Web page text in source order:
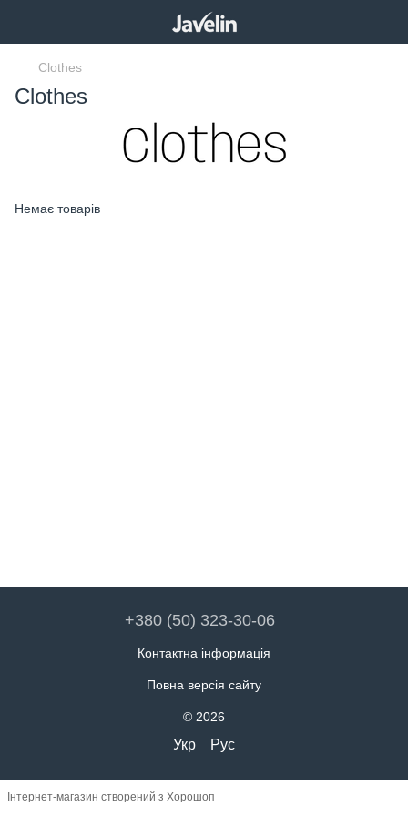
Clothes
Clothes
Немає товарів
+380 (50) 323-30-06
Контактна інформація
Повна версія сайту
© 2026
Укр Рус
Інтернет-магазин створений з Хорошоп